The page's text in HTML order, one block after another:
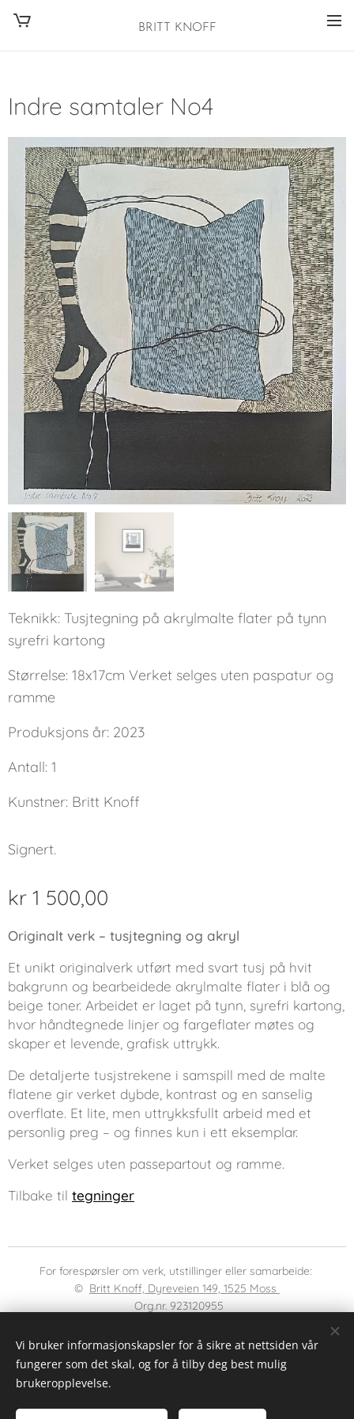
BRITT KNOFF
Indre samtaler No4
Teknikk: Tusjtegning på akrylmalte flater på tynn
syrefri kartong
Størrelse: 18x17cm Verket selges uten paspatur og
ramme
Produksjons år: 2023
Antall: 1
Kunstner: Britt Knoff
Signert.
kr 1 500,00
Originalt verk – tusjtegning og akryl
Et unikt originalverk utført med svart tusj på hvit
bakgrunn og bearbeidede akrylmalte flater i blå og
beige toner. Arbeidet er laget på tynn, syrefri kartong,
hvor håndtegnede linjer og fargeflater møtes og
skaper et levende, grafisk uttrykk.
De detaljerte tusjstrekene i samspill med de malte
flatene gir verket dybde, kontrast og en sanselig
overflate. Et lite, men uttrykksfullt arbeid med et
personlig preg – og finnes kun i ett eksemplar.
Verket selges uten passepartout og ramme.
Tilbake til tegninger
For forespørsler om verk, utstillinger eller samarbeide:
© Britt Knoff, Dyreveien 149, 1525 Moss
Org.nr. 923120955
Informasjonskapsler
Vi bruker informasjonskapsler for å sikre at nettsiden vår
fungerer som det skal, og for å tilby deg best mulig
brukeropplevelse.